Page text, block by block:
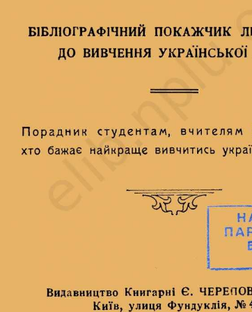
хімічна, географічна, математична, правнича і